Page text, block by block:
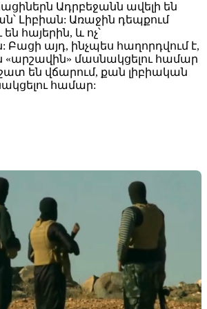
Ադրբեջանն ավելի են
Լիբիան: Առաջին դեպքում
հայերին, և ոչ՝
Բացի այդ, ինչպես հաղորդվում է,
մասնակցելու համար
շատ են վճարում, քան լիբիական
համար: